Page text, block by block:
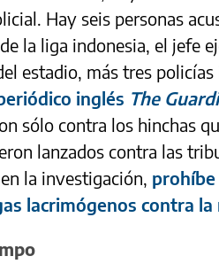
Hay seis personas
la liga indonesia, el jefe
estadio, más tres
inglés The
sólo contra los hinchas
lanzados contra las
la investigación,
lacrimógenos contra